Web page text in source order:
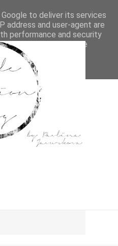
to deliver its services
address and user-agent are
performance and security
generate usage
abuse.
GOT IT